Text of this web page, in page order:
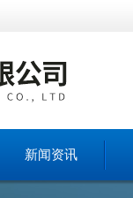
新闻资讯